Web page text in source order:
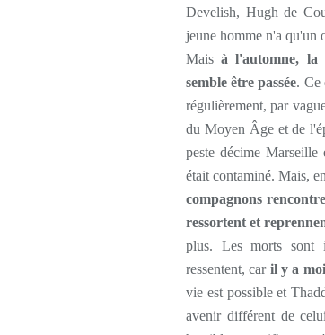
Develish, Hugh de
jeune homme n'a qu'un
Maisà l'automne, la
semble être passée. Ce
régulièrement, par
du Moyen Âge et de
peste décime
était contaminé. Mais,
compagnons
ressortent et
plus. Les morts sont
ressentent, car il y a
vie est possible et
avenir différent de